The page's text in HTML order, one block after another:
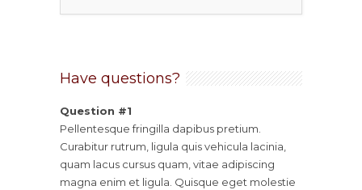
Have questions?
Question #1
Pellentesque fringilla dapibus pretium.
Curabitur rutrum, ligula quis vehicula lacinia,
quam lacus cursus quam, vitae adipiscing
magna enim et ligula. Quisque eget molestie